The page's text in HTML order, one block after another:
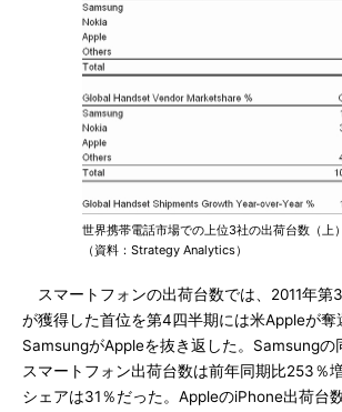
世界携帯電話市場での上位3社の出荷台数（上
（資料：Strategy Analytics）
スマートフォンの出荷台数では、2011年第
が獲得した首位を第4四半期には米Appleが奪
SamsungがAppleを抜き返した。Samsungの
スマートフォン出荷台数は前年同期比253％
シェアは31％だった。AppleのiPhone出荷台